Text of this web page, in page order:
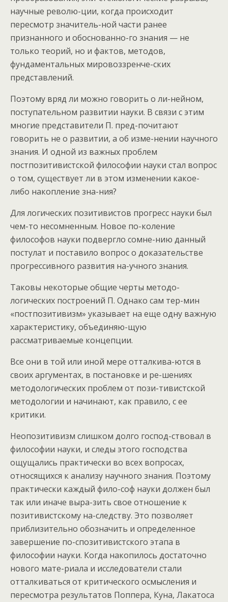
научные револю-ции, когда происходит
пересмотр значитель-ной части ранее
признанного и обоснованно-го знания — не
только теорий, но и фактов, методов,
фундаментальных мировоззренче-ских
представлений.
Поэтому вряд ли можно говорить о ли-нейном,
поступательном развитии науки. В связи с этим
многие представители П. пред-почитают
говорить не о развитии, а об изме-нении научного
знания. И одной из важных проблем
постпозитивистской философии науки стал вопрос
о том, существует ли в этом изменении какое-
либо накопление зна-ния?
Для логических позитивистов прогресс науки был
чем-то несомненным. Новое по-коление
философов науки подвергло сомне-нию данный
постулат и поставило вопрос о доказательстве
прогрессивного развития на-учного знания.
Таковы некоторые общие черты методо-
логических построений П. Однако сам тер-мин
«постпозитивизм» указывает на еще одну важную
характеристику, объединяю-щую
рассматриваемые концепции.
Все они в той или иной мере отталкива-ются в
своих аргументах, в постановке и ре-шениях
методологических проблем от пози-тивистской
методологии и начинают, как правило, с ее
критики.
Неопозитивизм слишком долго господ-ствовал в
философии науки, и следы этого господства
ощущались практически во всех вопросах,
относящихся к анализу научного знания. Поэтому
практически каждый фило-соф науки должен был
так или иначе выра-зить свое отношение к
позитивистскому на-следству. Это позволяет
приблизительно обозначить и определенное
завершение по-спозитивистского этапа в
философии науки. Когда накопилось достаточно
нового мате-риала и исследователи стали
отталкиваться от критического осмысления и
пересмотра результатов Поппера, Куна, Лакатоса